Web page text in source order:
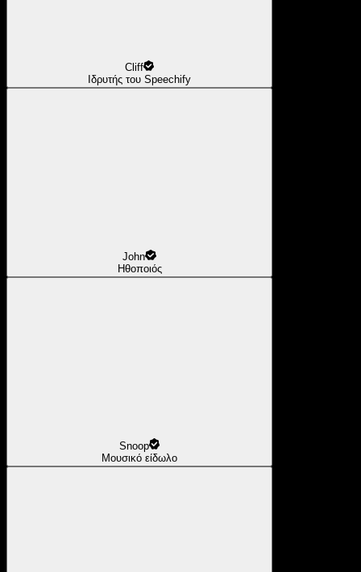
Cliff
Ιδρυτής του Speechify
John
Ηθοποιός
Snoop
Μουσικό είδωλο